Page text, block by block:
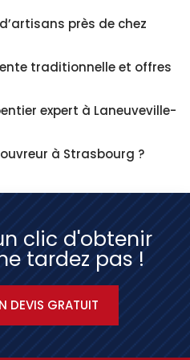
près de chez
traditionnelle et offres
expert à Laneuveville-
à Strasbourg ?
clic d'obtenir
tardez pas !
DEVIS GRATUIT